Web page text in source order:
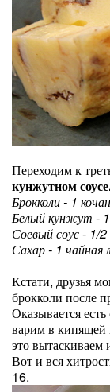
Переходим к
кунжутном
Брокколи - 1
Белый кунжут -
Соевый соус - 1/
Сахар - 1 чайная
Кстати, друзья
брокколи после
Оказывается
варим в кипящей
это вытаскиваем
Вот и вся
16.